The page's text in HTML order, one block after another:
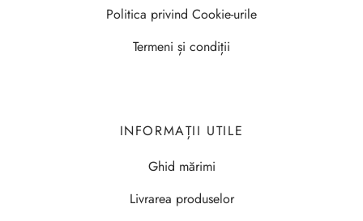
Politica privind Cookie-urile
Termeni și condiții
INFORMAȚII UTILE
Ghid mărimi
Livrarea produselor